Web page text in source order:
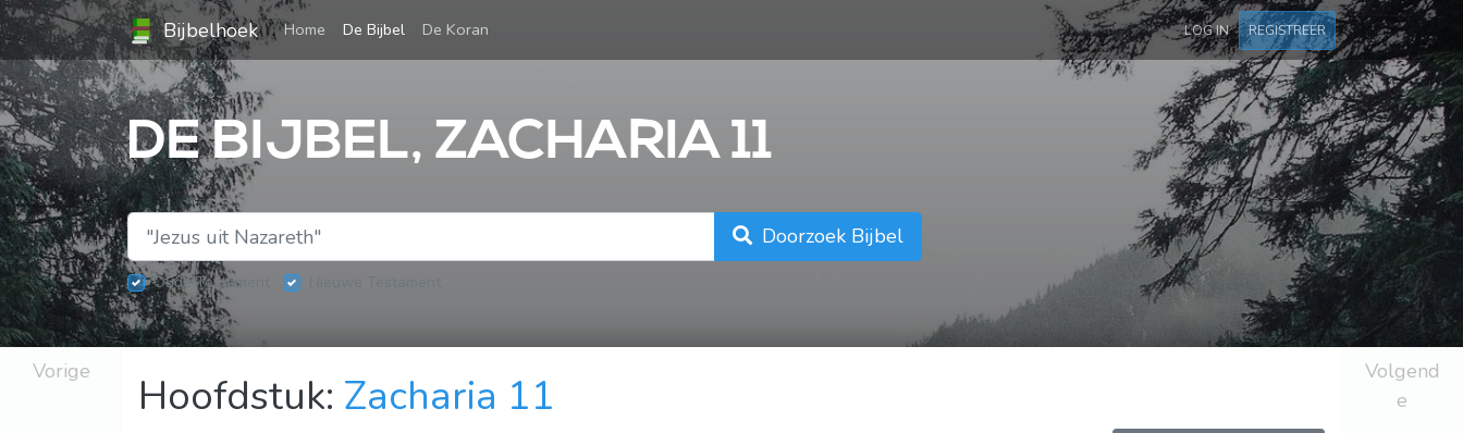
Bijbelhoek Home (current)
De Bijbel De Koran LOG IN REGISTREER
DE BIJBEL, ZACHARIA 11
Doorzoek Bijbel
Oude Testament
Vorige Hoofdstuk: Zacharia 11
Volgend
e